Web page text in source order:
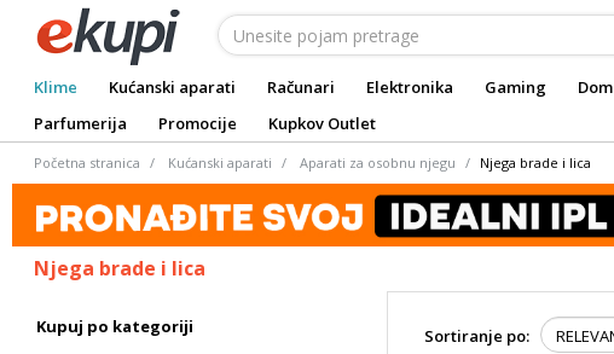
Klime Kućanski aparati Računari Elektronika Gaming
Parfumerija
Promocije Kupkov Outlet
Početna stranica Kućanski aparati Aparati za osobnu njegu Njega brade i lica
Njega brade i lica
Kupuj po kategoriji
Sortiranje po: